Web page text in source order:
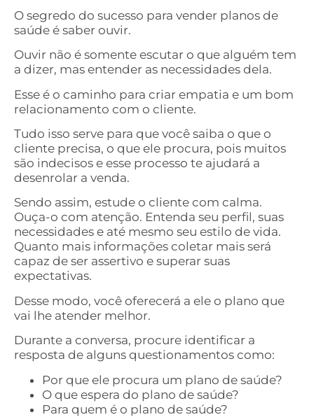
O segredo do sucesso para vender planos de
saúde é saber ouvir.
Ouvir não é somente escutar o que alguém tem
a dizer, mas entender as necessidades dela.
Esse é o caminho para criar empatia e um bom
relacionamento com o cliente.
Tudo isso serve para que você saiba o que o
cliente precisa, o que ele procura, pois muitos
são indecisos e esse processo te ajudará a
desenrolar a venda.
Sendo assim, estude o cliente com calma.
Ouça-o com atenção. Entenda seu perfil, suas
necessidades e até mesmo seu estilo de vida.
Quanto mais informações coletar mais será
capaz de ser assertivo e superar suas
expectativas.
Desse modo, você oferecerá a ele o plano que
vai lhe atender melhor.
Durante a conversa, procure identificar a
resposta de alguns questionamentos como:
Por que ele procura um plano de saúde?
O que espera do plano de saúde?
Para quem é o plano de saúde?